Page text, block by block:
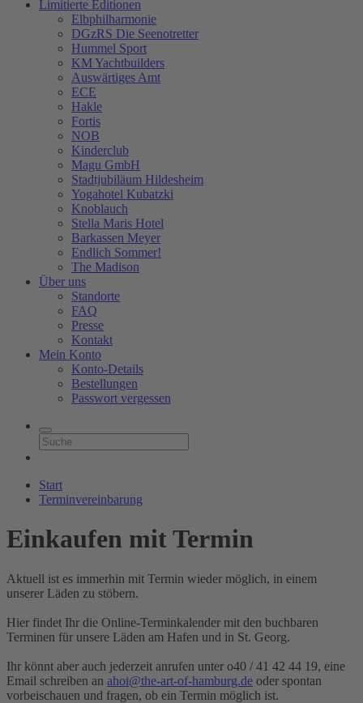
Limitierte Editionen
Elbphilharmonie
DGzRS Die Seenotretter
Hummel Sport
KM Yachtbuilders
Auswärtiges Amt
ECE
Hakle
Fortis
NOB
Kinderclub
Magu GmbH
Stadtjubiläum Hildesheim
Yogahotel Kubatzki
Knoblauch
Stella Maris Hotel
Barkassen Meyer
Endlich Sommer!
The Madison
Über uns
Standorte
FAQ
Presse
Kontakt
Mein Konto
Konto-Details
Bestellungen
Passwort vergessen
Start
Terminvereinbarung
Einkaufen mit Termin
Aktuell ist es immerhin mit Termin wieder möglich, in einem
unserer Läden zu stöbern.
Hier findet Ihr die Online-Terminkalender mit den buchbaren
Terminen für unsere Läden am Hafen und in St. Georg.
Ihr könnt aber auch jederzeit anrufen unter o40 / 41 42 44 19, eine
Email schreiben an ahoi@the-art-of-hamburg.de oder spontan
vorbeischauen und fragen, ob ein Termin möglich ist.